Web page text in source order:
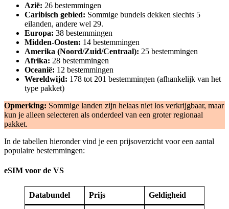
Azië: 26 bestemmingen
Caribisch gebied: Sommige bundels dekken slechts 5
eilanden, andere wel 29.
Europa: 38 bestemmingen
Midden-Oosten: 14 bestemmingen
Amerika (Noord/Zuid/Centraal): 25 bestemmingen
Afrika: 28 bestemmingen
Oceanië: 12 bestemmingen
Wereldwijd: 178 tot 201 bestemmingen (afhankelijk van het
type pakket)
Opmerking: Sommige landen zijn helaas niet los verkrijgbaar, maar
kun je alleen selecteren als onderdeel van een groter regionaal
pakket.
In de tabellen hieronder vind je een prijsoverzicht voor een aantal
populaire bestemmingen:
eSIM voor de VS
Databundel Prijs Geldigheid